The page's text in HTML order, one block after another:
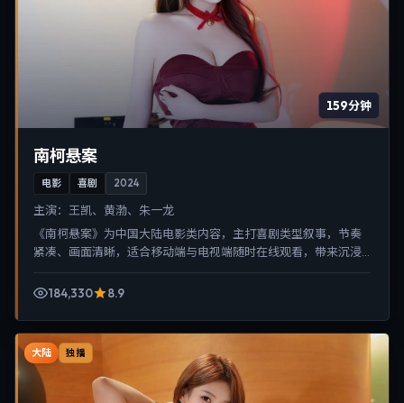
159分钟
南柯悬案
电影 喜剧 2024
主演： 王凯、黄渤、朱一龙
《南柯悬案》为中国大陆电影类内容，主打喜剧类型叙事，节奏
紧凑、画面清晰，适合移动端与电视端随时在线观看，带来沉浸
184,330
8.9
大陆 独播